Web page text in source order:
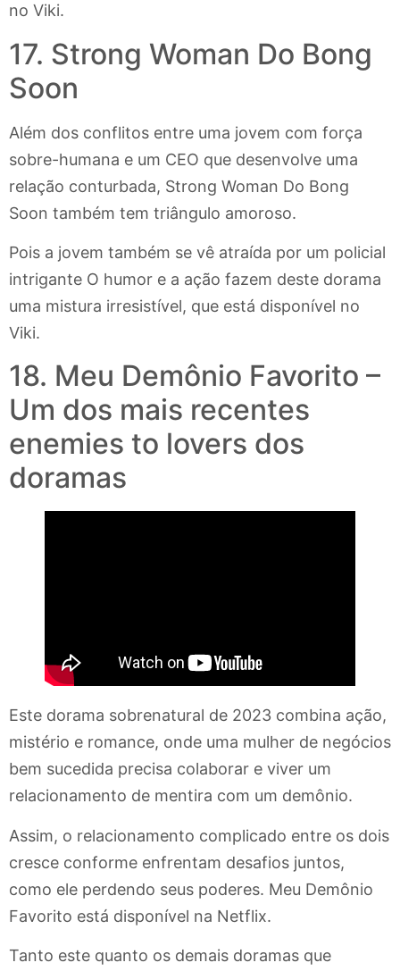
no Viki.
17. Strong Woman Do Bong
Soon
Além dos conflitos entre uma jovem com força
sobre-humana e um CEO que desenvolve uma
relação conturbada, Strong Woman Do Bong
Soon também tem triângulo amoroso.
Pois a jovem também se vê atraída por um policial
intrigante O humor e a ação fazem deste dorama
uma mistura irresistível, que está disponível no
Viki.
18. Meu Demônio Favorito –
Um dos mais recentes
enemies to lovers dos
doramas
Este dorama sobrenatural de 2023 combina ação,
mistério e romance, onde uma mulher de negócios
bem sucedida precisa colaborar e viver um
relacionamento de mentira com um demônio.
Assim, o relacionamento complicado entre os dois
cresce conforme enfrentam desafios juntos,
como ele perdendo seus poderes. Meu Demônio
Favorito está disponível na Netflix.
Tanto este quanto os demais doramas que